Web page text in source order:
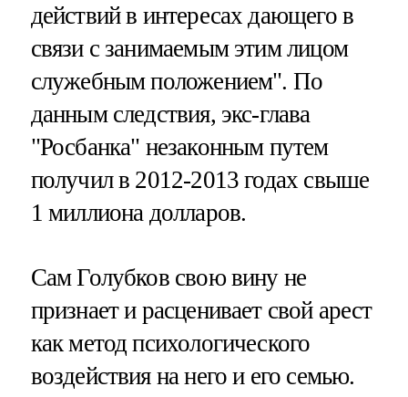
действий в интересах дающего в
связи с занимаемым этим лицом
служебным положением". По
данным следствия, экс-глава
"Росбанка" незаконным путем
получил в 2012-2013 годах свыше
1 миллиона долларов.
Сам Голубков свою вину не
признает и расценивает свой арест
как метод психологического
воздействия на него и его семью.